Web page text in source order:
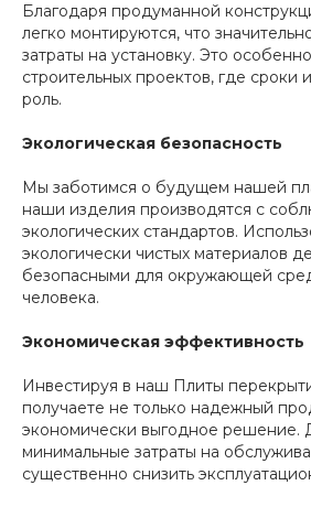
Благодаря продуманной
легко монтируются, что
затраты на установку. Это
строительных проектов, где
роль.
Экологическая безопасность
Мы заботимся о будущем нашей
наши изделия производятся с
экологических стандартов.
экологически чистых материалов
безопасными для окружающей
человека.
Экономическая эффективность
Инвестируя в наш Плиты
получаете не только надежный
экономически выгодное решение.
минимальные затраты на
существенно снизить